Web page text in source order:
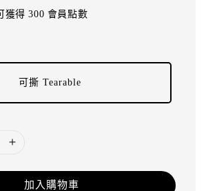
獲得 300 會員點數
可撕 Tearable
加入購物車